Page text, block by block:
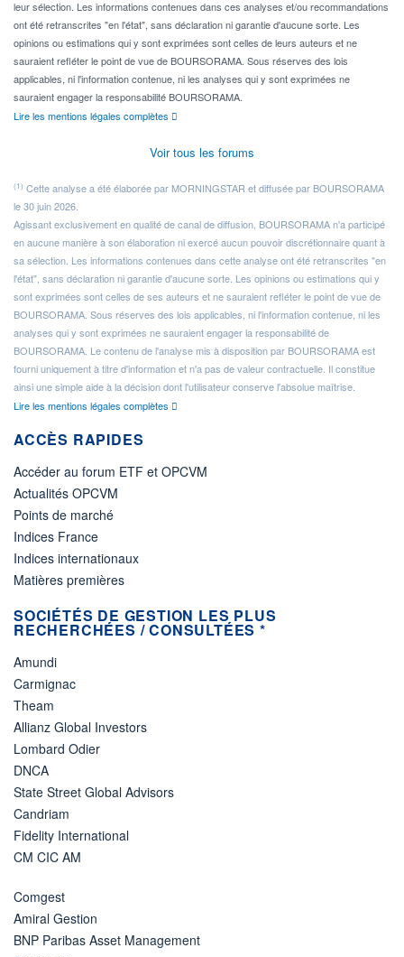
leur sélection. Les informations contenues dans ces analyses et/ou recommandations
ont été retranscrites "en l'état", sans déclaration ni garantie d'aucune sorte. Les
opinions ou estimations qui y sont exprimées sont celles de leurs auteurs et ne
sauraient refléter le point de vue de BOURSORAMA. Sous réserves des lois
applicables, ni l'information contenue, ni les analyses qui y sont exprimées ne
sauraient engager la responsabilité BOURSORAMA.
Lire les mentions légales complètes
Voir tous les forums
(1) Cette analyse a été élaborée par MORNINGSTAR et diffusée par BOURSORAMA
le 30 juin 2026.
Agissant exclusivement en qualité de canal de diffusion, BOURSORAMA n'a participé
en aucune manière à son élaboration ni exercé aucun pouvoir discrétionnaire quant à
sa sélection. Les informations contenues dans cette analyse ont été retranscrites "en
l'état", sans déclaration ni garantie d'aucune sorte. Les opinions ou estimations qui y
sont exprimées sont celles de ses auteurs et ne sauraient refléter le point de vue de
BOURSORAMA. Sous réserves des lois applicables, ni l'information contenue, ni les
analyses qui y sont exprimées ne sauraient engager la responsabilité de
BOURSORAMA. Le contenu de l'analyse mis à disposition par BOURSORAMA est
fourni uniquement à titre d'information et n'a pas de valeur contractuelle. Il constitue
ainsi une simple aide à la décision dont l'utilisateur conserve l'absolue maîtrise.
Lire les mentions légales complètes
ACCÈS RAPIDES
Accéder au forum ETF et OPCVM
Actualités OPCVM
Points de marché
Indices France
Indices internationaux
Matières premières
SOCIÉTÉS DE GESTION LES PLUS
RECHERCHÉES / CONSULTÉES *
Amundi
Carmignac
Theam
Allianz Global Investors
Lombard Odier
DNCA
State Street Global Advisors
Candriam
Fidelity International
CM CIC AM
Comgest
Amiral Gestion
BNP Paribas Asset Management